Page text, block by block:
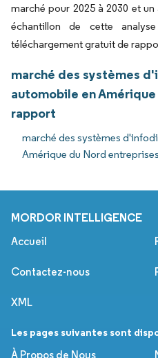
marché pour 2025 à 2030 et
échantillon de cette
téléchargement gratuit de
marché des systèmes
automobile en
rapport
marché des systèmes
Amérique du Nord entreprises
MORDOR INTELLIGENCE
Accueil
Contactez-nous
XML
Les pages suivantes sont
À Propos de Nous